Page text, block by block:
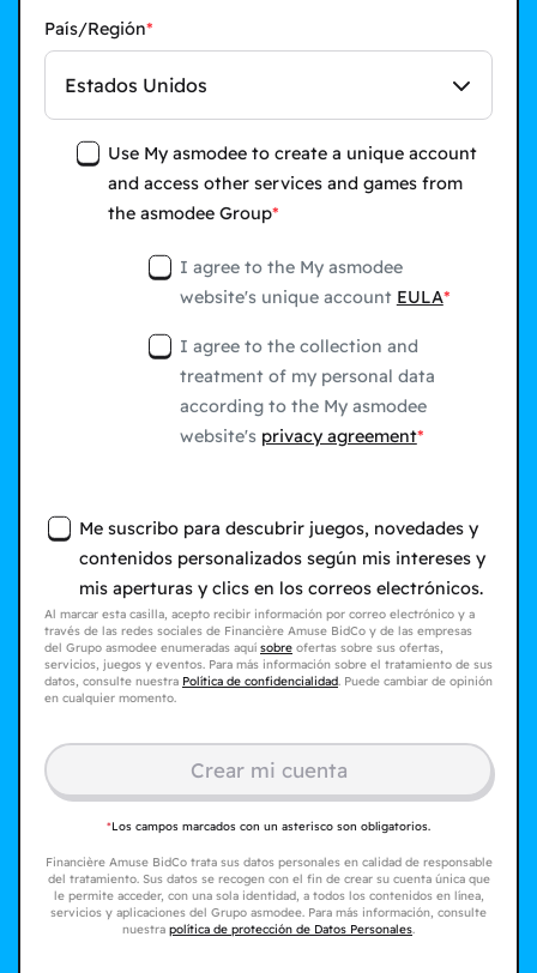
País/Región
Estados Unidos
Use My asmodee to create a unique account
and access other services and games from
the asmodee Group
I agree to the My asmodee
website's unique account EULA
I agree to the collection and
treatment of my personal data
according to the My asmodee
website's privacy agreement
Me suscribo para descubrir juegos, novedades y
contenidos personalizados según mis intereses y
mis aperturas y clics en los correos electrónicos.
Al marcar esta casilla, acepto recibir información por correo electrónico y a
través de las redes sociales de Financière Amuse BidCo y de las empresas
del Grupo asmodee enumeradas aquí sobre ofertas sobre sus ofertas,
servicios, juegos y eventos. Para más información sobre el tratamiento de sus
datos, consulte nuestra Política de confidencialidad. Puede cambiar de opinión
en cualquier momento.
Crear mi cuenta
*Los campos marcados con un asterisco son obligatorios.
Financière Amuse BidCo trata sus datos personales en calidad de responsable
del tratamiento. Sus datos se recogen con el fin de crear su cuenta única que
le permite acceder, con una sola identidad, a todos los contenidos en línea,
servicios y aplicaciones del Grupo asmodee. Para más información, consulte
nuestra política de protección de Datos Personales.